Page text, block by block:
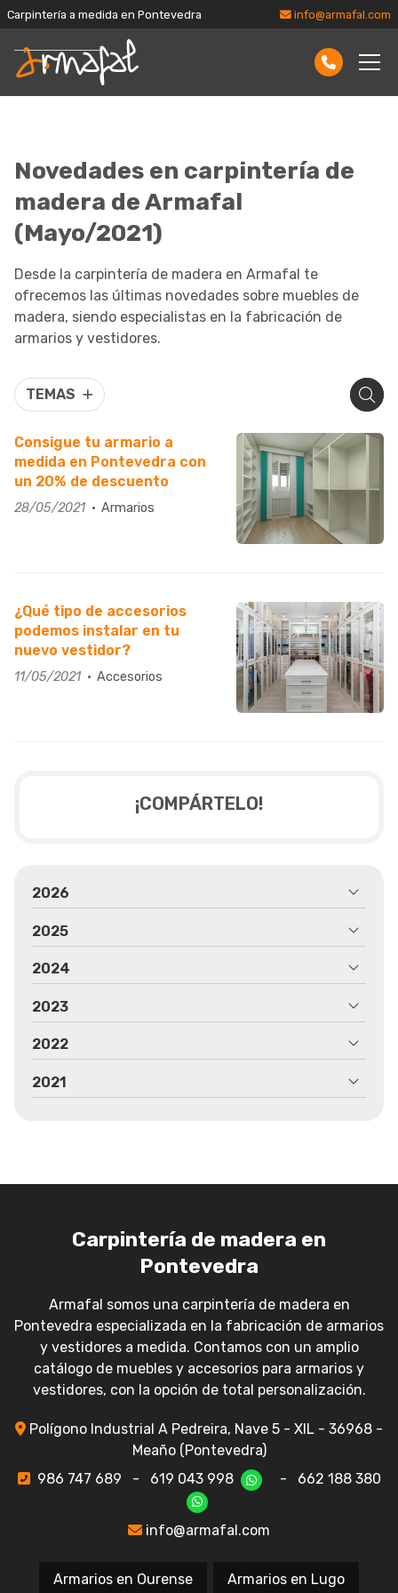
Carpintería a medida en Pontevedra info@armafal.com
Novedades en carpintería de
madera de Armafal
(Mayo/2021)
Desde la carpintería de madera en Armafal te
ofrecemos las últimas novedades sobre muebles de
madera, siendo especialistas en la fabricación de
armarios y vestidores.
TEMAS
Consigue tu armario a
medida en Pontevedra con
un 20% de descuento
28/05/2021 Armarios
¿Qué tipo de accesorios
podemos instalar en tu
nuevo vestidor?
11/05/2021 Accesorios
¡COMPÁRTELO!
2026
2025
2024
2023
2022
2021
Carpintería de madera en
Pontevedra
Armafal somos una carpintería de madera en
Pontevedra especializada en la fabricación de armarios
y vestidores a medida. Contamos con un amplio
catálogo de muebles y accesorios para armarios y
vestidores, con la opción de total personalización.
Polígono Industrial A Pedreira, Nave 5 - XIL - 36968 -
Meaño (Pontevedra)
986 747 689
- 619 043 998 - 662 188 380
info@armafal.com
Armarios en Ourense Armarios en Lugo